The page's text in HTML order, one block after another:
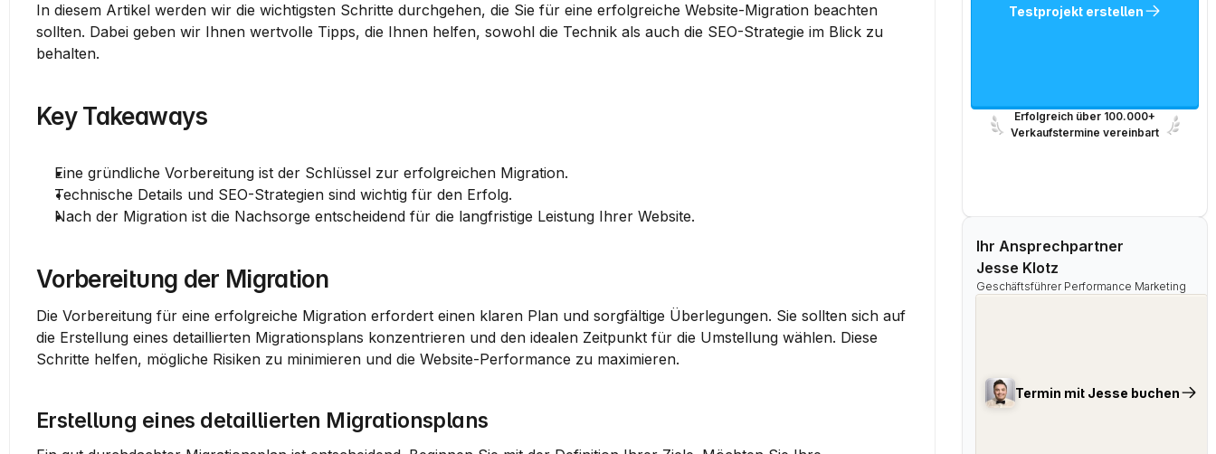
Testprojekt erstellen
Erfolgreich über 100.000+
Verkaufstermine vereinbart
Ihr Ansprechpartner
Jesse Klotz
Geschäftsführer Performance Marketing
Termin mit Jesse buchen
In diesem Artikel werden wir die wichtigsten Schritte durchgehen, die Sie für eine erfolgreiche Website-Migration beachten
sollten. Dabei geben wir Ihnen wertvolle Tipps, die Ihnen helfen, sowohl die Technik als auch die SEO-Strategie im Blick zu
behalten.
Key Takeaways
Eine gründliche Vorbereitung ist der Schlüssel zur erfolgreichen Migration.
Technische Details und SEO-Strategien sind wichtig für den Erfolg.
Nach der Migration ist die Nachsorge entscheidend für die langfristige Leistung Ihrer Website.
Vorbereitung der Migration
Die Vorbereitung für eine erfolgreiche Migration erfordert einen klaren Plan und sorgfältige Überlegungen. Sie sollten sich auf
die Erstellung eines detaillierten Migrationsplans konzentrieren und den idealen Zeitpunkt für die Umstellung wählen. Diese
Schritte helfen, mögliche Risiken zu minimieren und die Website-Performance zu maximieren.
Erstellung eines detaillierten Migrationsplans